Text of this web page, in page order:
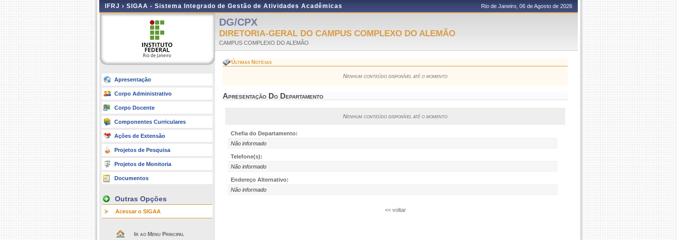
IFRJ › SIGAA - Sistema Integrado de Gestão de Atividades Acadêmicas Rio de Janeiro, 06 de Agosto de 2026
Apresentação
Corpo Administrativo
Corpo Docente
Componentes Curriculares
Ações de Extensão
Projetos de Pesquisa
Projetos de Monitoria
Documentos
Outras Opções
Acessar o SIGAA
Ir ao Menu Principal
DG/CPX
DIRETORIA-GERAL DO CAMPUS COMPLEXO DO ALEMÃO
CAMPUS COMPLEXO DO ALEMÃO
Últimas Notícias
Nenhum conteúdo disponível até o momento
Apresentação Do Departamento
Nenhum conteúdo disponível até o momento
Chefia do Departamento:
Não informado
Telefone(s):
Não informado
Endereço Alternativo:
Não informado
<< voltar